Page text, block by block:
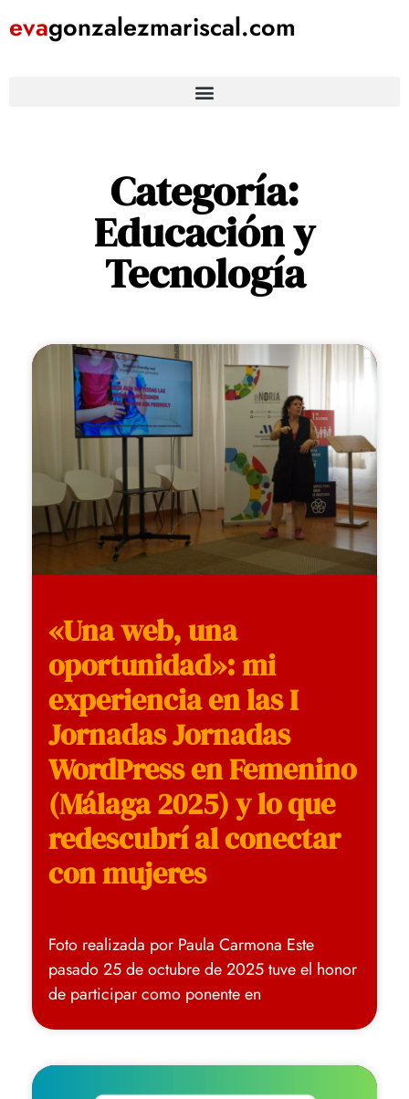
evagonzalezmariscal.com
Categoría:
Educación y
Tecnología
«Una web, una
oportunidad»: mi
experiencia en las I
Jornadas Jornadas
WordPress en Femenino
(Málaga 2025) y lo que
redescubrí al conectar
con mujeres
Foto realizada por Paula Carmona Este
pasado 25 de octubre de 2025 tuve el honor
de participar como ponente en